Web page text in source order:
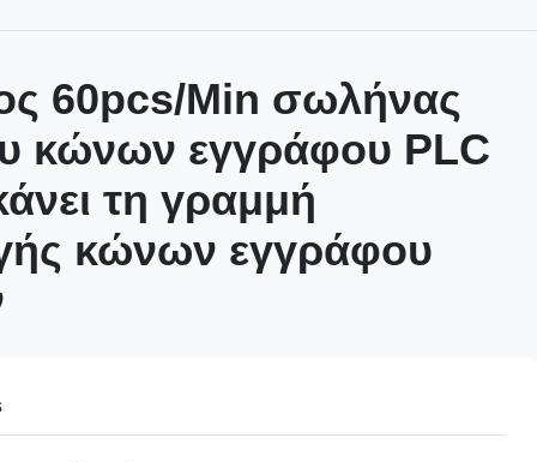
60pcs/Min σωλήνας
κώνων εγγράφου PLC
τη γραμμή
κώνων εγγράφου